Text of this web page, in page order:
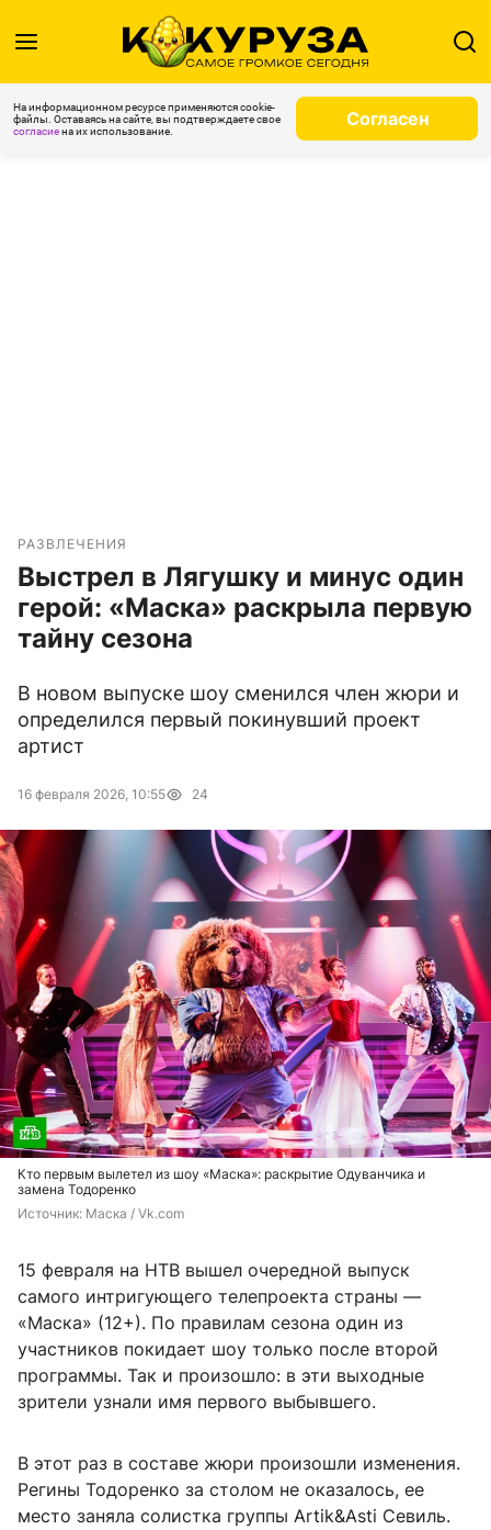
На информационном ресурсе применяются cookie-
файлы. Оставаясь на сайте, вы подтверждаете свое
согласиена их использование.
Согласен
РАЗВЛЕЧЕНИЯ
Выстрел в Лягушку и минус один
герой: «Маска» раскрыла первую
тайну сезона
В новом выпуске шоу сменился член жюри и
определился первый покинувший проект
артист
16 февраля 2026, 10:55 24
Кто первым вылетел из шоу «Маска»: раскрытие Одуванчика и
замена Тодоренко
Источник: Маска / Vk.com
15 февраля на НТВ вышел очередной выпуск
самого интригующего телепроекта страны —
«Маска» (12+). По правилам сезона один из
участников покидает шоу только после второй
программы. Так и произошло: в эти выходные
зрители узнали имя первого выбывшего.
В этот раз в составе жюри произошли изменения.
Регины Тодоренко за столом не оказалось, ее
место заняла солистка группы Artik&Asti Севиль.